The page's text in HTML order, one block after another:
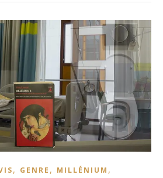
, GENRE , MILLÉNIUM ,